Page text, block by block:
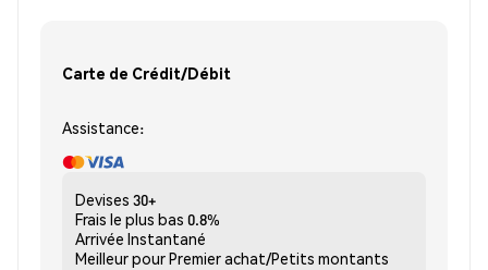
Carte de Crédit/Débit
Assistance:
Devises 30+
Frais le plus bas 0.8%
Arrivée Instantané
Meilleur pourPremier achat/Petits montants